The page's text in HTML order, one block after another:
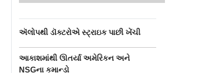
ઍલોપથી ડૉક્ટરોએ સ્ટ્રાઇક પાછી ખેંચી
આકાશમાંથી ઊતર્યા અમેરિકન અને
NSGના કમાન્ડો